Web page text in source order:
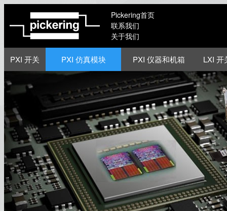
Pickering首页
联系我们
关于我们
PXI 开关 PXI 仿真模块 PXI 仪器和机箱 LXI 开